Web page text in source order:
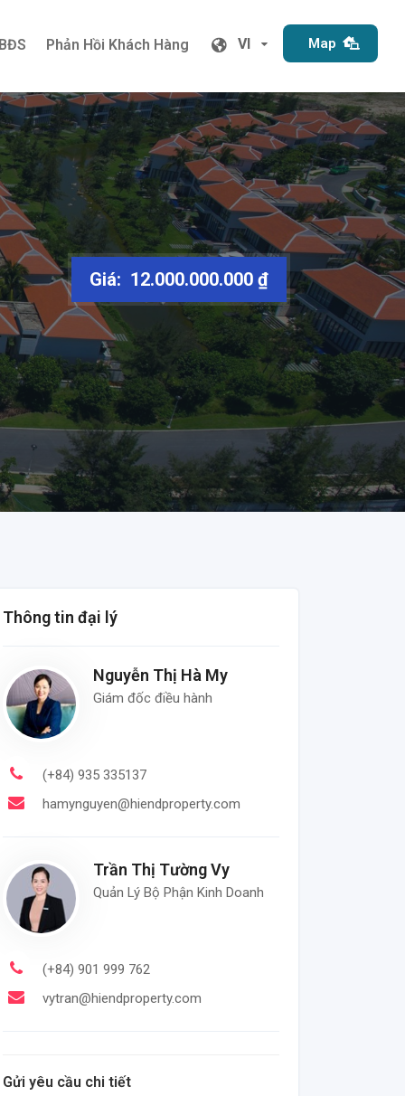
Phản Hồi Khách Hàng Map
VI
Phản Hồi Khách Hàng Map
VI
Giá: 12.000.000.000 ₫
Thông tin đại lý
Nguyễn Thị Hà My
Giám đốc điều hành
(+84) 935 335137
hamynguyen@hiendproperty.com
Trần Thị Tường Vy
Quản Lý Bộ Phận Kinh Doanh
(+84) 901 999 762
vytran@hiendproperty.com
Gửi yêu cầu chi tiết